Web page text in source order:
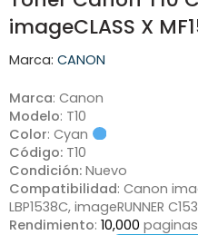
imageCLASS X
Marca: CANON
Marca: Canon
Modelo: T10
Color: Cyan
Código: T10
Condición: Nuevo
Compatibilidad: Canon
LBP1538C, imageRUNNER
Rendimiento: 10,000 paginas